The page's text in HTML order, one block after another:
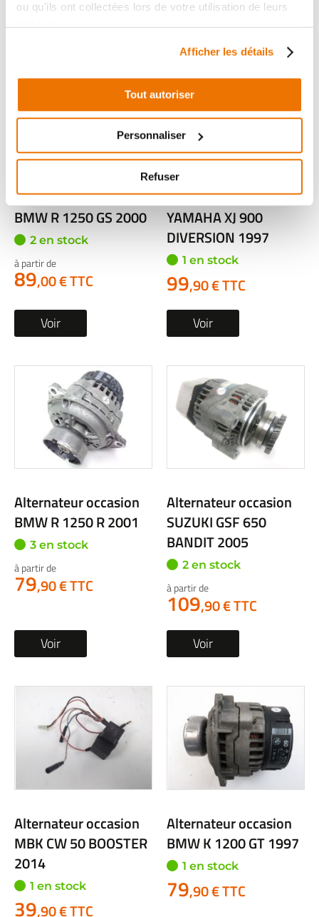
ou qu'ils ont collectées lors de votre utilisation de leurs
Afficher les détails
Tout autoriser
Personnaliser
Refuser
Alternateur occasion
BMW R 1250 GS 2000
2 en stock
à partir de
89,00 € TTC
Voir
Alternateur occasion
YAMAHA XJ 900
DIVERSION 1997
1 en stock
99,90 € TTC
Voir
Alternateur occasion
BMW R 1250 R 2001
3 en stock
à partir de
79,90 € TTC
Voir
Alternateur occasion
SUZUKI GSF 650
BANDIT 2005
2 en stock
à partir de
109,90 € TTC
Voir
Alternateur occasion
MBK CW 50 BOOSTER
2014
1 en stock
39,90 € TTC
Alternateur occasion
BMW K 1200 GT 1997
1 en stock
79,90 € TTC